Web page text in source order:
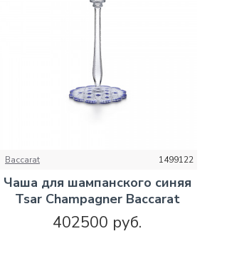
Baccarat 1499122
Чаша для шампанского синяя
Tsar Champagner Baccarat
402500 руб.